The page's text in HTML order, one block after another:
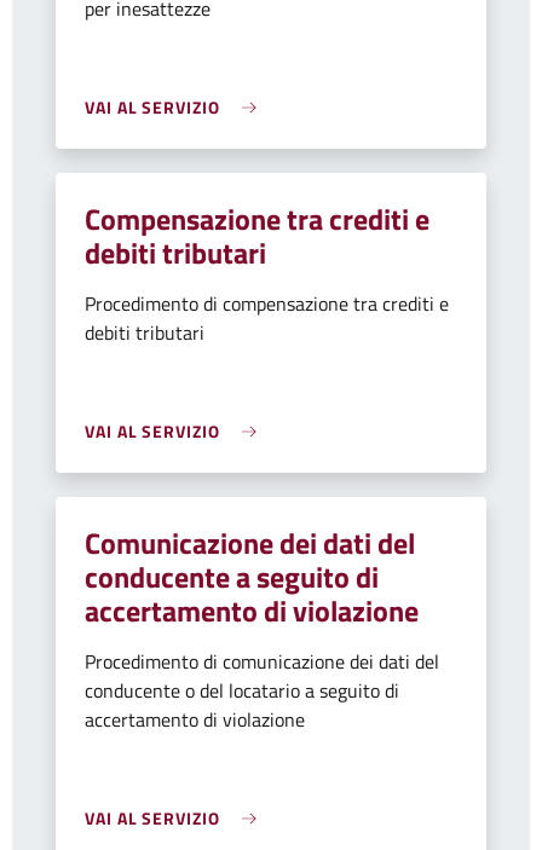
per inesattezze
VAI AL SERVIZIO
Compensazione tra crediti e
debiti tributari
Procedimento di compensazione tra crediti e
debiti tributari
VAI AL SERVIZIO
Comunicazione dei dati del
conducente a seguito di
accertamento di violazione
Procedimento di comunicazione dei dati del
conducente o del locatario a seguito di
accertamento di violazione
VAI AL SERVIZIO